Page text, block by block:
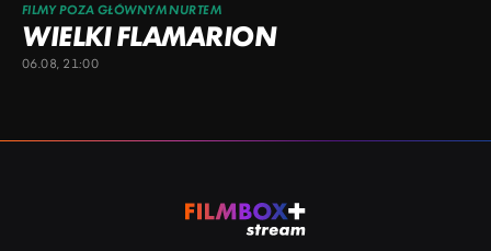
FILMY POZA GŁÓWNYM NURTEM
WIELKI FLAMARION
06.08, 21:00